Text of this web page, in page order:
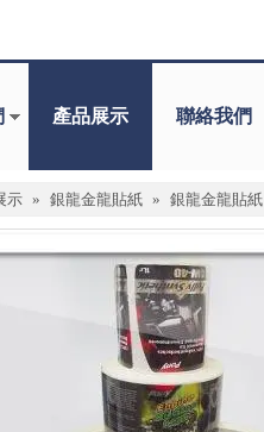
產品展示 聯絡我們
示 » 銀龍金龍貼紙 » 銀龍金龍貼紙